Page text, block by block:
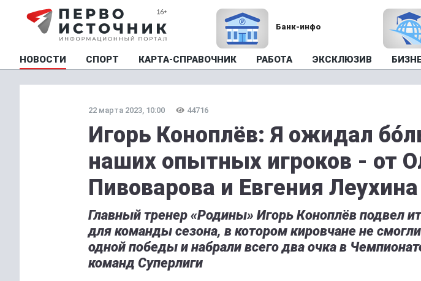
Банк-инфо
НОВОСТИ СПОРТ КАРТА-СПРАВОЧНИК РАБОТА ЭКСКЛЮЗИВ
22 марта 2023, 10:00 44716
Игорь Коноплёв: Я ожидал
наших опытных игроков - от
Пивоварова и Евгения Леухина
Главный тренер «Родины» Игорь Коноплёв подвел
для команды сезона, в котором кировчане не
одной победы и набрали всего два очка в
команд Суперлиги